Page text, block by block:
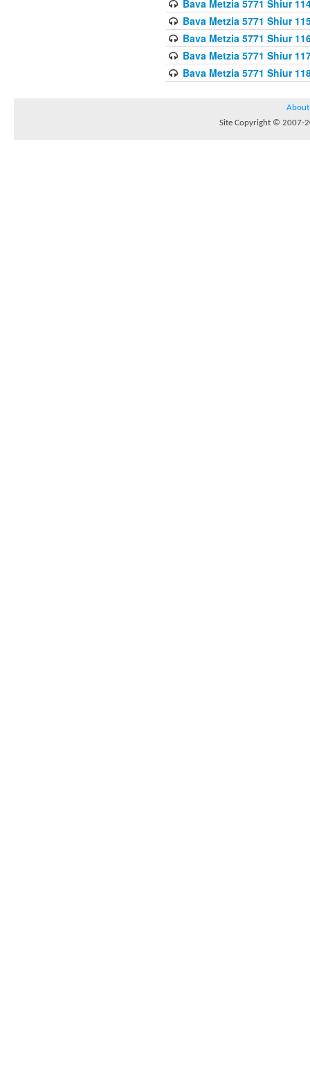
Bava Metzia 5771 Shiur
Bava Metzia 5771 Shiur
Bava Metzia 5771 Shiur
Bava Metzia 5771 Shiur
Bava Metzia 5771 Shiur
About
Site Copyright © 2007-